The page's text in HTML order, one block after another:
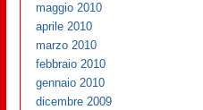
maggio 2010
aprile 2010
marzo 2010
febbraio 2010
gennaio 2010
dicembre 2009